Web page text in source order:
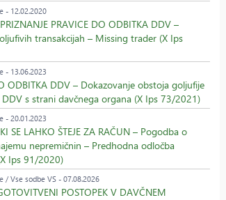
- 12.02.2020
PRAVICE DO ODBITKA DDV –
transakcijah – Missing trader (X Ips
- 13.06.2023
ODBITKA DDV – Dokazovanje obstoja goljufije
s strani davčnega organa (X Ips 73/2021)
- 20.01.2023
SE LAHKO ŠTEJE ZA RAČUN – Pogodba o
nepremičnin – Predhodna odločba
Ips 91/2020)
/ Vse sodbe VS - 07.08.2026
POSTOPEK V DAVČNEM